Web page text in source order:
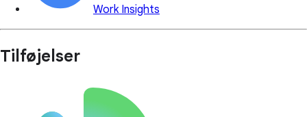
Work Insights
Tilføjelser